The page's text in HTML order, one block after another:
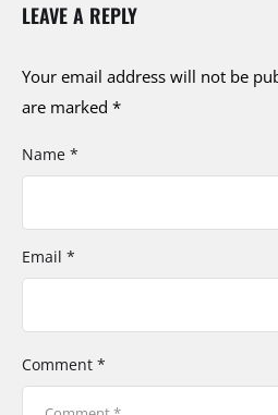
LEAVE A REPLY
Your email address will not be
are marked *
Comment *
Name *
Email *